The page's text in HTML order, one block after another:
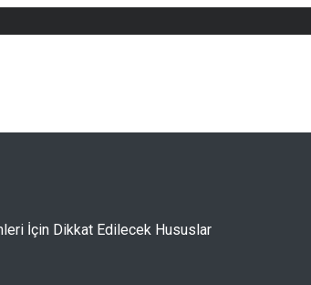
İçin Dikkat Edilecek Hususlar